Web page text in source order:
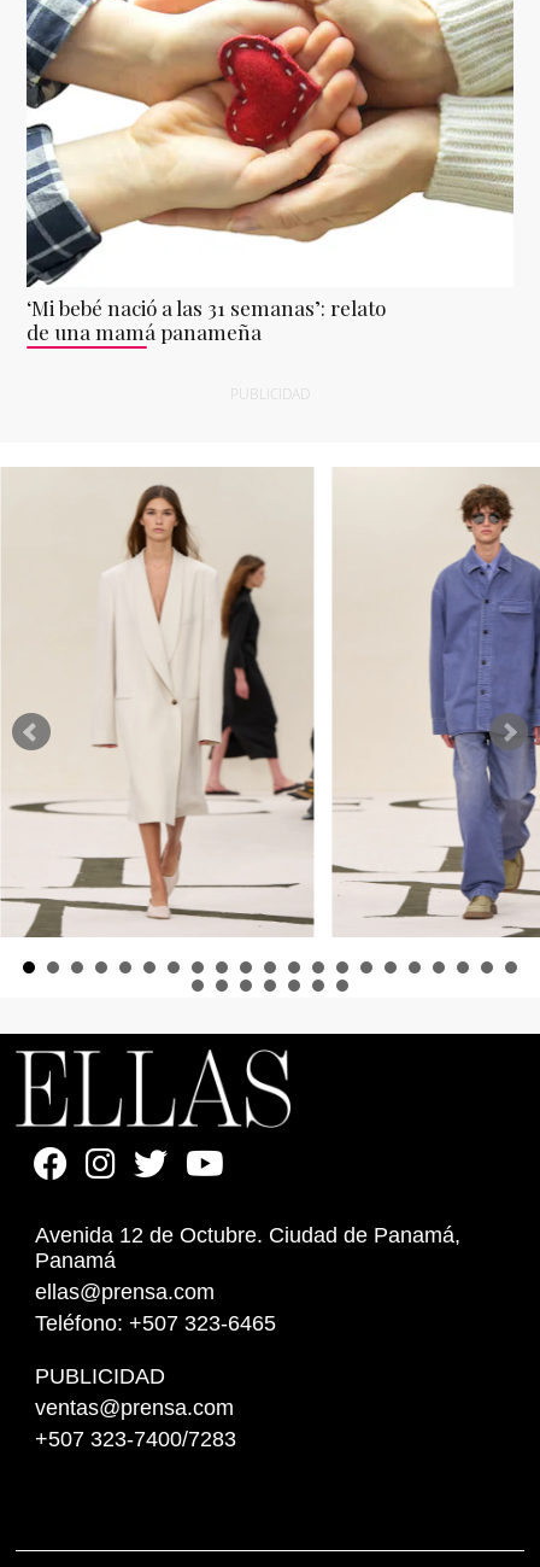
‘Mi bebé nació a las 31 semanas’: relato
de una mamá panameña
PUBLICIDAD
Avenida 12 de Octubre. Ciudad de Panamá,
Panamá
ellas@prensa.com
Teléfono: +507 323-6465
PUBLICIDAD
ventas@prensa.com
+507 323-7400/7283